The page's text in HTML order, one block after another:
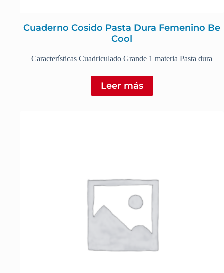
Cuaderno Cosido Pasta Dura Femenino Be
Cool
Características Cuadriculado Grande 1 materia Pasta dura
Leer más